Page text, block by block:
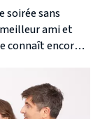
soirée sans
ami et
connaît encore.
éclats cette